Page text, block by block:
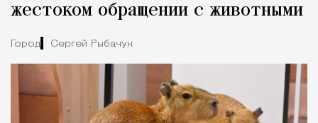
жестоком обращении с животными
Город Сергей Рыбачук